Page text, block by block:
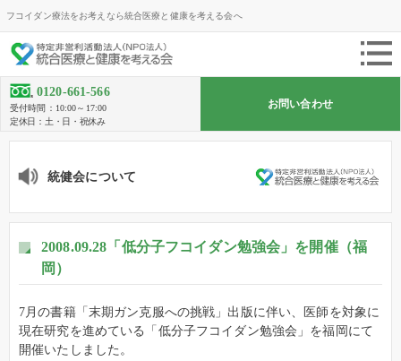
フコイダン療法をお考えなら統合医療と健康を考える会へ
0120-661-566
受付時間：10:00～17:00
定休日：土・日・祝休み
お問い合わせ
統健会について
2008.09.28「低分子フコイダン勉強会」を開催（福
岡）
7月の書籍「末期ガン克服への挑戦」出版に伴い、医師を対象に
現在研究を進めている「低分子フコイダン勉強会」を福岡にて
開催いたしました。